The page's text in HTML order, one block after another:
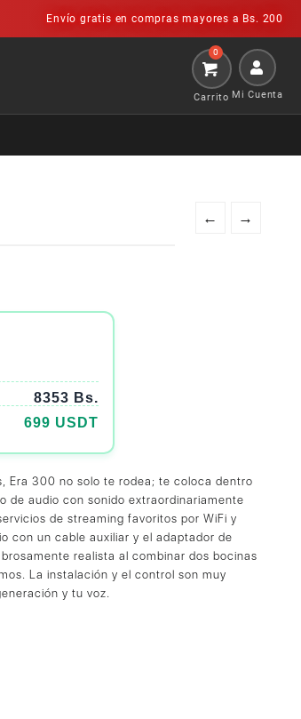
Envío gratis en compras mayores a Bs. 200
Mi Cuenta
← →
8353 Bs.
699 USDT
Era 300 no solo te rodea; te coloca dentro
de audio con sonido extraordinariamente
de streaming favoritos por WiFi y
con un cable auxiliar y el adaptador de
realista al combinar dos bocinas
La instalación y el control son muy
y tu voz.